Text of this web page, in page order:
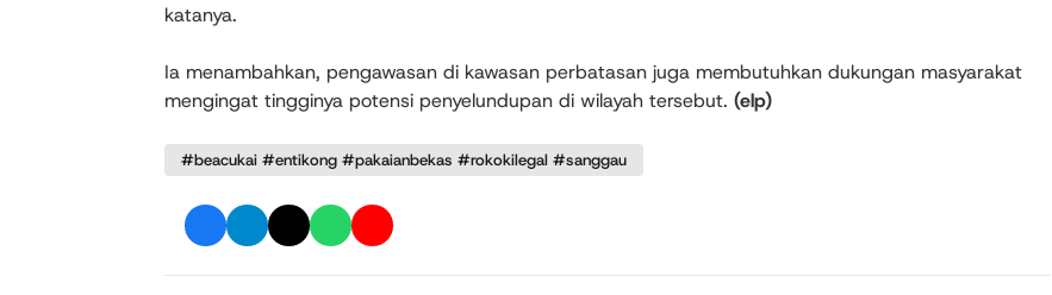
katanya.
Ia menambahkan, pengawasan di kawasan perbatasan juga membutuhkan dukungan masyarakat
mengingat tingginya potensi penyelundupan di wilayah tersebut. (elp)
#beacukai #entikong #pakaianbekas #rokokilegal #sanggau